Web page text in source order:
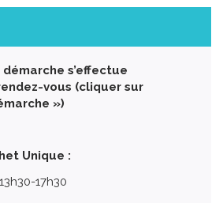
s’effectue
vous (cliquer sur
»)
Unique :
17h30